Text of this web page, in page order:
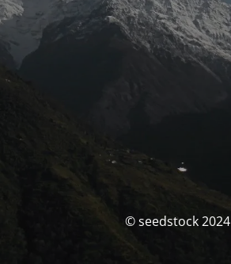
© seedstock 2024